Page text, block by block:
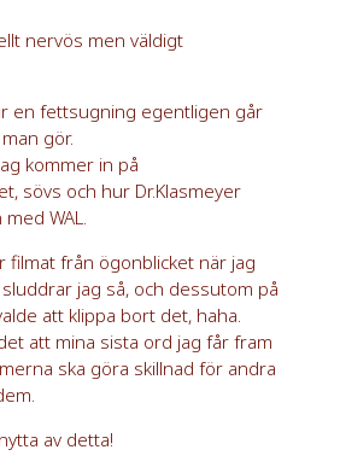
nervös men väldigt
en fettsugning egentligen går
gör.
kommer in på
sövs och hur Dr.Klasmeyer
WAL.
filmat från ögonblicket när jag
jag så, och dessutom på
att klippa bort det, haha.
att mina sista ord jag får fram
ska göra skillnad för andra
av detta!